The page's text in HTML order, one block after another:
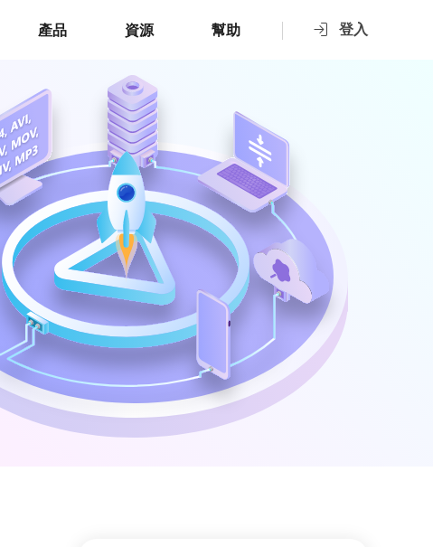
登入
產品 資源 幫助